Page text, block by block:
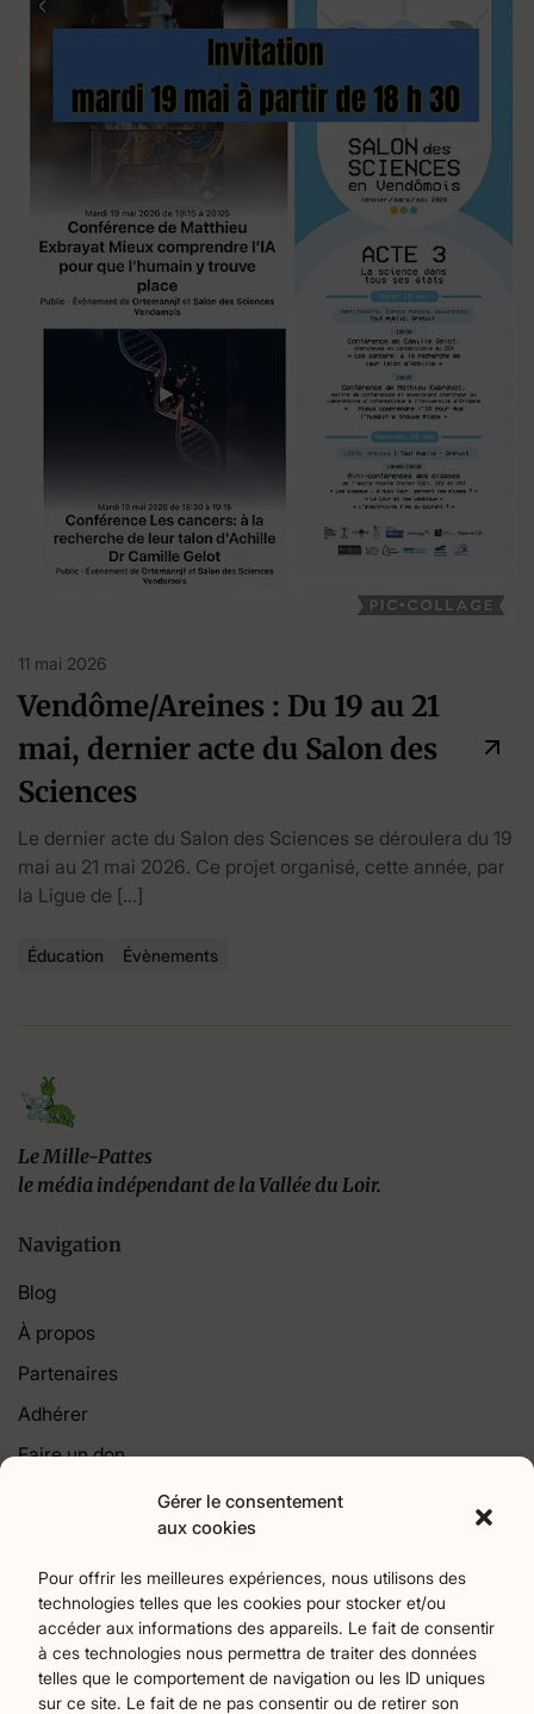
Gérer le consentement
aux cookies
Pour offrir les meilleures expériences, nous utilisons des
technologies telles que les cookies pour stocker et/ou
accéder aux informations des appareils. Le fait de consentir
à ces technologies nous permettra de traiter des données
telles que le comportement de navigation ou les ID uniques
sur ce site. Le fait de ne pas consentir ou de retirer son
11 mai 2026
Vendôme/Areines : Du 19 au 21
mai, dernier acte du Salon des
Sciences
Le dernier acte du Salon des Sciences se déroulera du 19
mai au 21 mai 2026. Ce projet organisé, cette année, par
la Ligue de […]
Éducation Évènements
Le Mille-Pattes
le média indépendant de la Vallée du Loir.
Navigation
Blog
À propos
Partenaires
Adhérer
Faire un don
Agriculture18 Art et culture256 Associations 22
Bien-Etre 2 chronique7 Collectivités territoriales79
Commerces Divers Économie et emploi 61
Éducation94 Évènements373 Histoire et patrimoine174